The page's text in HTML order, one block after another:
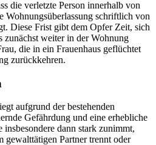
die verletzte Person innerhalb von
Wohnungsüberlassung schriftlich von
Diese Frist gibt dem Opfer Zeit, sich
zunächst weiter in der Wohnung
die in ein Frauenhaus geflüchtet
zurückkehren.
aufgrund der bestehenden
Gefährdung und eine erhebliche
dann stark zunimmt,
gewalttätigen Partner trennt oder